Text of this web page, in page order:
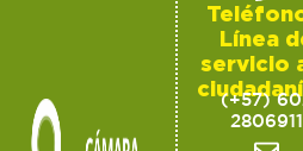
Línea
servicio
(+57)
2806911